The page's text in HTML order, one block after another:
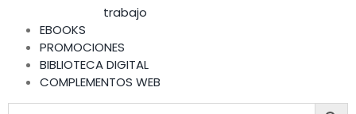
trabajo
EBOOKS
PROMOCIONES
BIBLIOTECA DIGITAL
COMPLEMENTOS WEB